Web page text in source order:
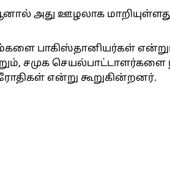
அது ஊழலாக
பாகிஸ்தானியர்கள்
சமுக செயல்பாட்டாளர்களை
என்று கூறுகின்றனர்.